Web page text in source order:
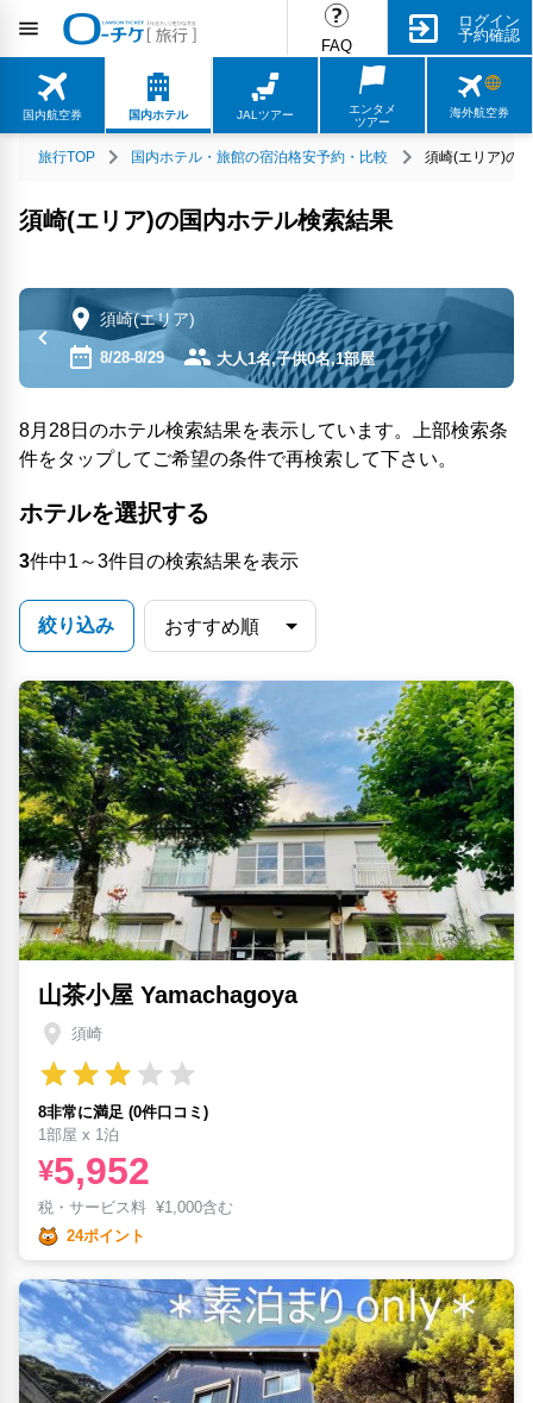
FAQ
ログイン
予約確認
国内航空券 国内ホテル JALツアー
エンタメ
ツアー
海外航空券
旅行TOP 国内ホテル・旅館の宿泊格安予約・比較 須崎(エリア)の
須崎(エリア)の国内ホテル検索結果
須崎(エリア)
8/28-8/29 大人1名,子供0名,1部屋
8月28日のホテル検索結果を表示しています。上部検索条
件をタップしてご希望の条件で再検索して下さい。
ホテルを選択する
3件中1～3件目の検索結果を表示
絞り込み
山茶小屋 Yamachagoya
須崎
8非常に満足 (0件口コミ)
1部屋 x 1泊
¥5,952
税・サービス料 ¥1,000含む
24ポイント